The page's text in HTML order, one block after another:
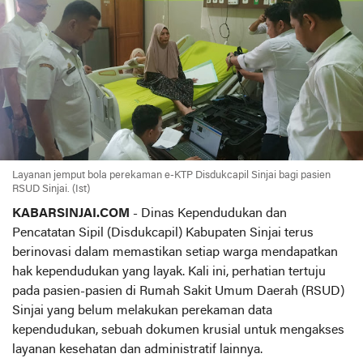
Layanan jemput bola perekaman e-KTP Disdukcapil Sinjai bagi pasien
RSUD Sinjai. (Ist)
KABARSINJAI.COM - Dinas Kependudukan dan
Pencatatan Sipil (Disdukcapil) Kabupaten Sinjai terus
berinovasi dalam memastikan setiap warga mendapatkan
hak kependudukan yang layak. Kali ini, perhatian tertuju
pada pasien-pasien di Rumah Sakit Umum Daerah (RSUD)
Sinjai yang belum melakukan perekaman data
kependudukan, sebuah dokumen krusial untuk mengakses
layanan kesehatan dan administratif lainnya.